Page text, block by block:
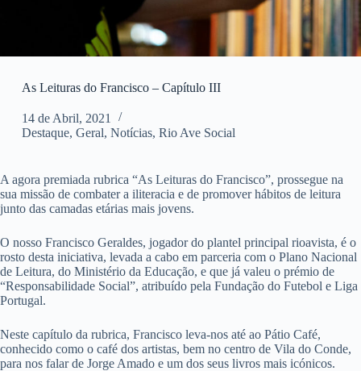
As Leituras do Francisco – Capítulo III
14 de Abril, 2021
Destaque, Geral, Notícias, Rio Ave Social
A agora premiada rubrica “As Leituras do Francisco”, prossegue na
sua missão de combater a iliteracia e de promover hábitos de leitura
junto das camadas etárias mais jovens.
O nosso Francisco Geraldes, jogador do plantel principal rioavista, é o
rosto desta iniciativa, levada a cabo em parceria com o Plano Nacional
de Leitura, do Ministério da Educação, e que já valeu o prémio de
“Responsabilidade Social”, atribuído pela Fundação do Futebol e Liga
Portugal.
Neste capítulo da rubrica, Francisco leva-nos até ao Pátio Café,
conhecido como o café dos artistas, bem no centro de Vila do Conde,
para nos falar de Jorge Amado e um dos seus livros mais icónicos.